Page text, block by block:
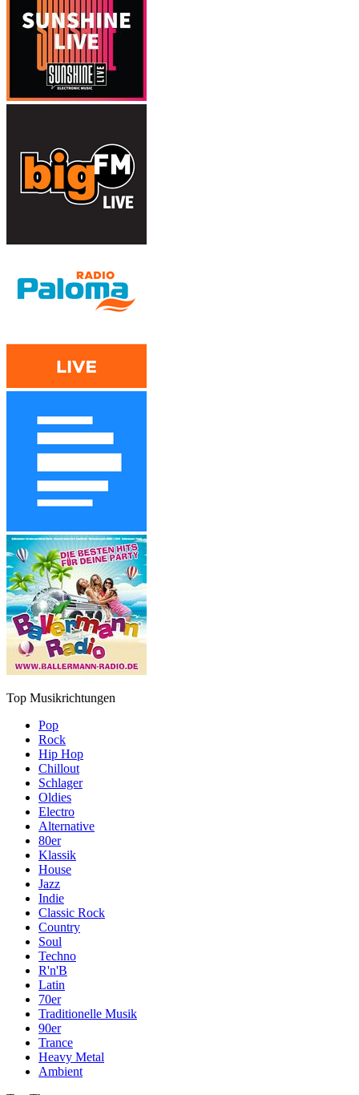
Top Musikrichtungen
Pop
Rock
Hip Hop
Chillout
Schlager
Oldies
Electro
Alternative
80er
Klassik
House
Jazz
Indie
Classic Rock
Country
Soul
Techno
R'n'B
Latin
70er
Traditionelle Musik
90er
Trance
Heavy Metal
Ambient